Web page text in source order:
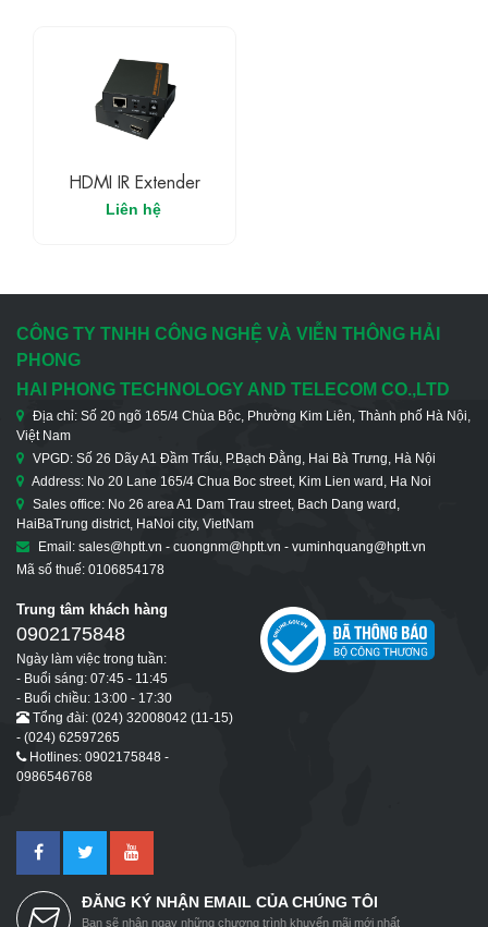
HDMI IR Extender
Liên hệ
CÔNG TY TNHH CÔNG NGHỆ VÀ VIỄN THÔNG HẢI
PHONG
HAI PHONG TECHNOLOGY AND TELECOM CO.,LTD
Địa chỉ: Số 20 ngõ 165/4 Chùa Bộc, Phường Kim Liên, Thành phố Hà Nội,
Việt Nam
VPGD: Số 26 Dãy A1 Đầm Trấu, P.Bạch Đằng, Hai Bà Trưng, Hà Nội
Address: No 20 Lane 165/4 Chua Boc street, Kim Lien ward, Ha Noi
Sales office: No 26 area A1 Dam Trau street, Bach Dang ward,
HaiBaTrung district, HaNoi city, VietNam
Email: sales@hptt.vn - cuongnm@hptt.vn - vuminhquang@hptt.vn
Mã số thuế: 0106854178
Trung tâm khách hàng
0902175848
Ngày làm việc trong tuần:
- Buổi sáng: 07:45 - 11:45
- Buổi chiều: 13:00 - 17:30
Tổng đài: (024) 32008042 (11-15)
- (024) 62597265
Hotlines: 0902175848 -
0986546768
ĐĂNG KÝ NHẬN EMAIL CỦA CHÚNG TÔI
Bạn sẽ nhận ngay những chương trình khuyến mãi mới nhất